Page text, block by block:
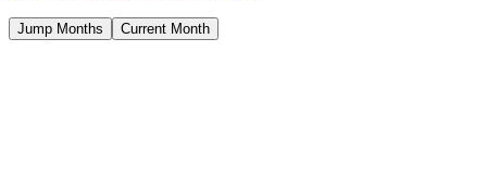
Jump Months Current Month